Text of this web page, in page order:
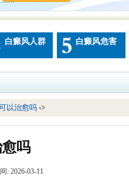
白癜风人群 白癜风危害
以治愈吗 ->
吗
: 2026-03-11